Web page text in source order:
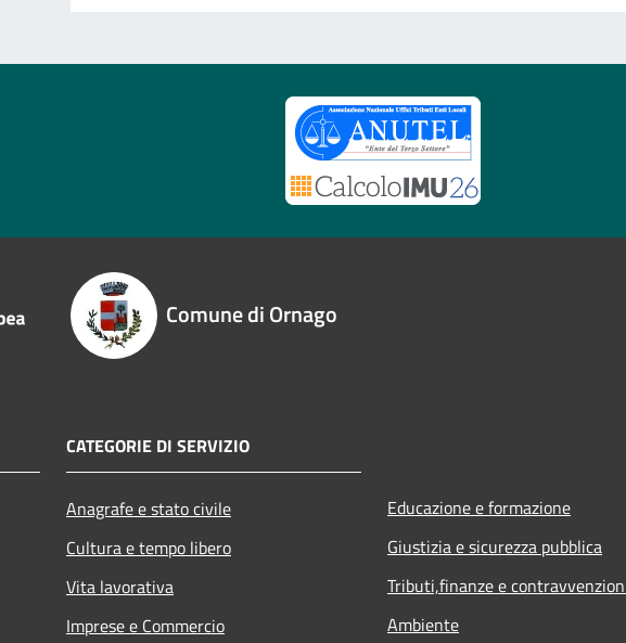
Comune di Ornago
CATEGORIE DI SERVIZIO
Anagrafe e stato civile
Cultura e tempo libero
Vita lavorativa
Imprese e Commercio
Educazione e formazione
Giustizia e sicurezza pubblica
Tributi,finanze e
Ambiente